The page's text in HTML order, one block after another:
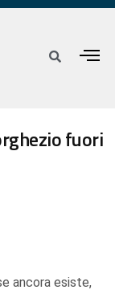
fuori
ancora esiste,